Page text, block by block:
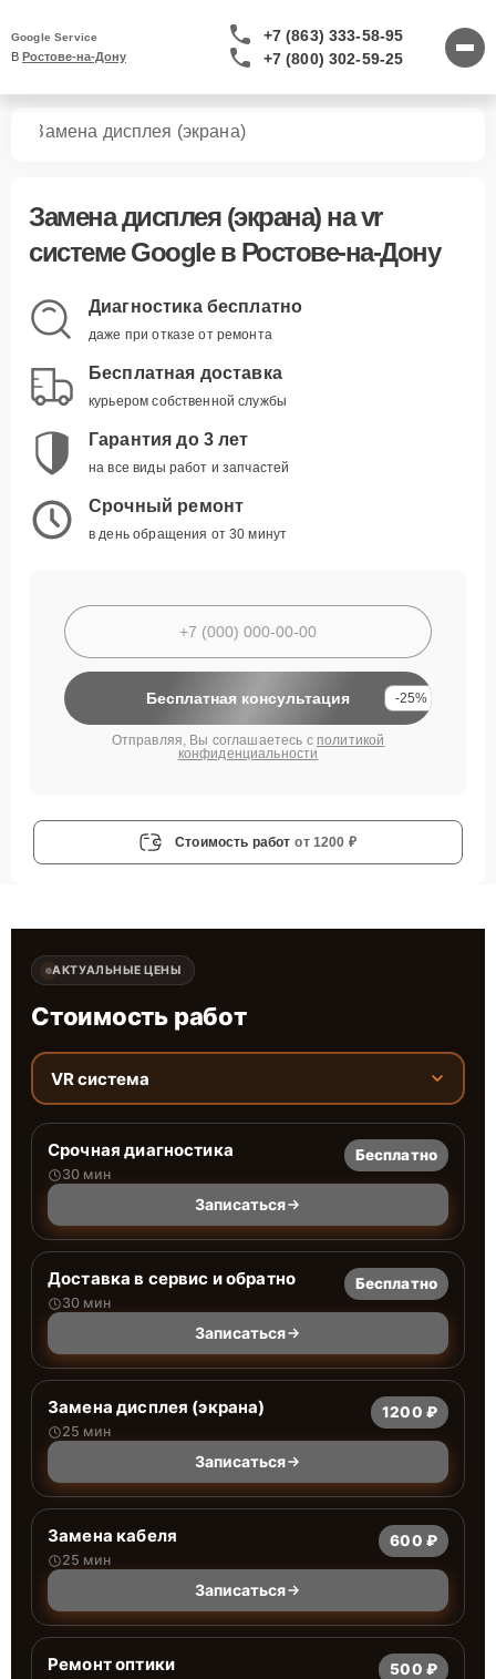
Google Service
В Ростове-на-Дону
+7 (863) 333-58-95
+7 (800) 302-59-25
Замена дисплея (экрана)
Замена дисплея (экрана)на vr
системе Google в Ростове-на-Дону
Диагностика бесплатно
даже при отказе от ремонта
Бесплатная доставка
курьером собственной службы
Гарантия до 3 лет
на все виды работ и запчастей
Срочный ремонт
в день обращения от 30 минут
Бесплатная консультация -25%
Отправляя, Вы соглашаетесь с политикой
конфиденциальности
Стоимость работ от 1200 ₽
АКТУАЛЬНЫЕ ЦЕНЫ
Стоимость работ
VR система
Срочная диагностика
30 мин
Бесплатно
Записаться
Доставка в сервис и обратно
30 мин
Бесплатно
Записаться
Замена дисплея (экрана)
25 мин
1200 ₽
Записаться
Замена кабеля
25 мин
600 ₽
Записаться
Ремонт оптики 500 ₽